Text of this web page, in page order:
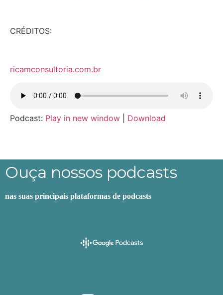
CRÉDITOS:
ricamconsultoria.com.br
Podcast: Play in new window Download
Ouça nossos podcasts
nas suas principais plataformas de podcasts